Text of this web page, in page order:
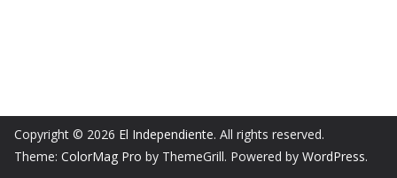
Copyright © 2026 El Independiente. All rights reserved.
Theme: ColorMag Pro by ThemeGrill. Powered by WordPress.